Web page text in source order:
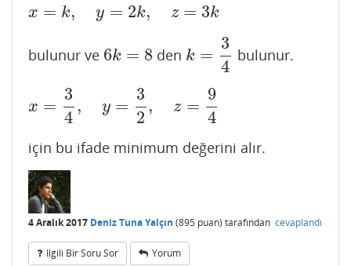
x = k, y = 2k, z = 3k
k, y=2 k,z=
bulunur ve 6k = 8
6k= 8 den k =
3
4
k= 34 bulunur.
x =
3
4
, y =
3
2
, z =
9
4
x 4,y=3 2,z=
için bu ifade minimum değerini alır.
4 Aralık 2017 Deniz Tuna Yalçın (895 puan) tarafından cevaplandı
Ilgili Bir Soru Sor Yorum